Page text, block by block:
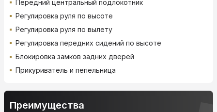
Передний центральный подлокотник
Регулировка руля по высоте
Регулировка руля по вылету
Регулировка передних сидений по высоте
Блокировка замков задних дверей
Прикуриватель и пепельница
Преимущества